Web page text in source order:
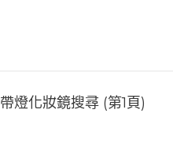
帶燈化妝鏡搜尋 (第1頁)